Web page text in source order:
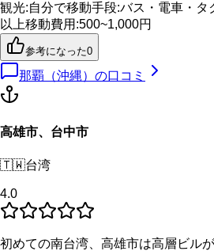
観光:自分で移動手段:バス・電車・タ
以上移動費用 :500~1,000円
参考になった0
那覇（沖縄） の口コミ
高雄市、台中市
🇹🇼台湾
4.0
初めての南台湾、高雄市は高層ビル